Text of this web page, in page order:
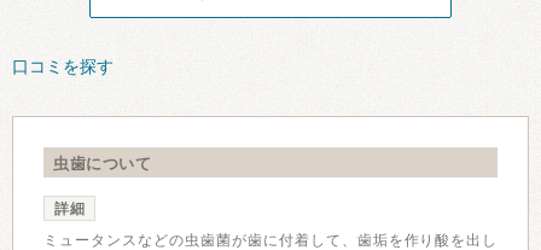
口コミを探す
虫歯について
詳細
ミュータンスなどの虫歯菌が歯に付着して、歯垢を作り酸を出し